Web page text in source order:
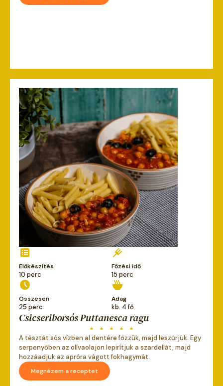
Csicseriborsós Puttanesca ragu
A tésztát sós vízben al dentére főzzük, majd leszűrjük. Egy
serpenyőben az olívaolajon lepirítjuk a szardellát, majd
hozzáadjuk az apróra vágott fokhagymát.
Megnézem a receptet
Előkészítés
10 perc
Főzési idő
15 perc
Összesen
25 perc
Adag
kb. 4 fő